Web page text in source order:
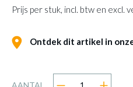
Prijs per stuk, incl. btw en excl.
Ontdek dit artikel in